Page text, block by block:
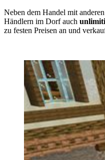
Neben dem Handel mit
Händlern im Dorf auch
zu festen Preisen an und